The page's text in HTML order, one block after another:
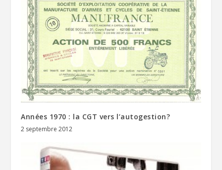
Années 1970 : la CGT vers l’autogestion?
2 septembre 2012